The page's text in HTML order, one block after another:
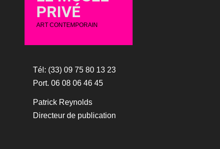
PRIVÉ
ART CONTEMPORAIN
Tél: (33) 09 75 80 13 23
Port. 06 08 06 46 45
Patrick Reynolds
Directeur de publication